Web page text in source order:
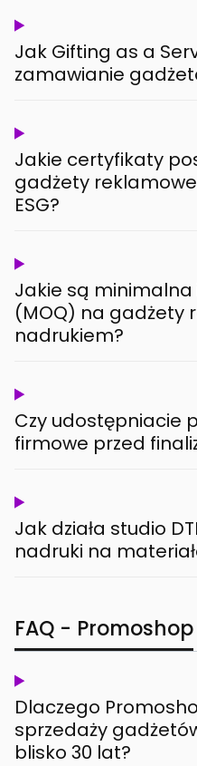
Jak Gifting as a
zamawianie
Jakie certyfikaty
gadżety
ESG?
Jakie są
(MOQ) na gadżety
nadrukiem?
Czy udostępniacie
firmowe przed
Jak działa studio
nadruki na
FAQ - Promoshop
Dlaczego
sprzedaży
blisko 30 lat?